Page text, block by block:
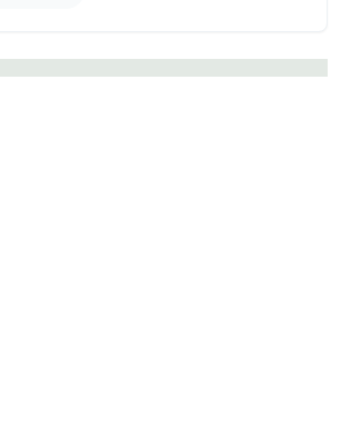
en redningsaksjon uten sidestykke